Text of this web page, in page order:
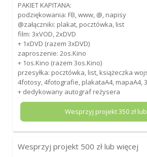
PAKIET KAPITANA:
podziękowania: FB, www, @, napisy
@załączniki: plakat, pocztówka, list
film: 3xVOD, 2xDVD
+ 1xDVD (razem 3xDVD)
zaproszenie: 2os.Kino
+ 1os.Kino (razem 3os.Kino)
przesyłka: pocztówka, list, książeczka
4fotosy, 4fotografie, plakataA4, mapaA4,
+ dedykowany autograf reżysera
Wesprzyj projekt350zł
Wesprzyj projekt 500 zł lub więcej